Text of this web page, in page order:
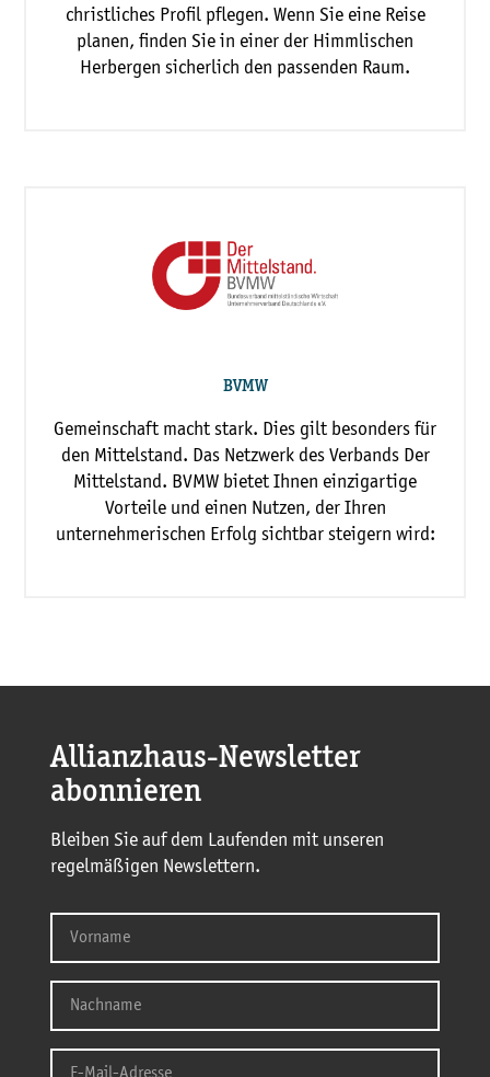
christliches Profil pflegen. Wenn Sie eine Reise
planen, finden Sie in einer der Himmlischen
Herbergen sicherlich den passenden Raum.
BVMW
Gemeinschaft macht stark. Dies gilt besonders für
den Mittelstand. Das Netzwerk des Verbands Der
Mittelstand. BVMW bietet Ihnen einzigartige
Vorteile und einen Nutzen, der Ihren
unternehmerischen Erfolg sichtbar steigern wird:
Allianzhaus-Newsletter
abonnieren
Bleiben Sie auf dem Laufenden mit unseren
regelmäßigen Newslettern.